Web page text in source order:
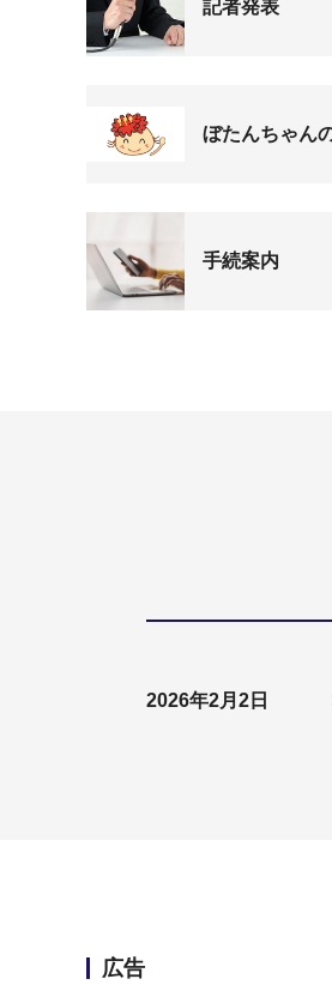
記者発表
ぼたんちゃん
手続案内
2026年2月2日
広告